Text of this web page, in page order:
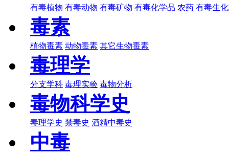
有毒植物 有毒动物 有毒矿物 有毒化学品 农药 有毒生
毒素
植物毒素 动物毒素 其它生物毒素
毒理学
分支学科 毒理实验 毒物分析
毒物科学史
毒理学史 禁毒史 酒精中毒史
中毒